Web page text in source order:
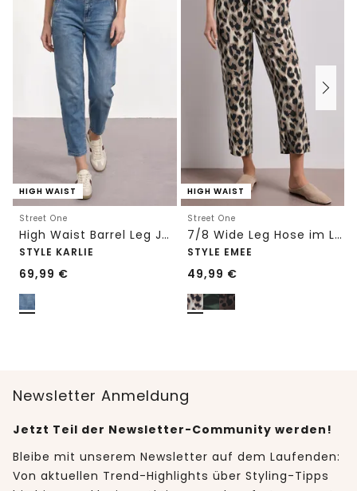
HIGH WAIST
Street One
High Waist Barrel Leg Jeans im Loose Fit
STYLE KARLIE
69,99 €
HIGH WAIST
Street One
7/8 Wide Leg Hose im Loose Fit mit Print
STYLE EMEE
49,99 €
Newsletter Anmeldung
Jetzt Teil der Newsletter-Community werden!
Bleibe mit unserem Newsletter auf dem Laufenden:
Von aktuellen Trend-Highlights über Styling-Tipps